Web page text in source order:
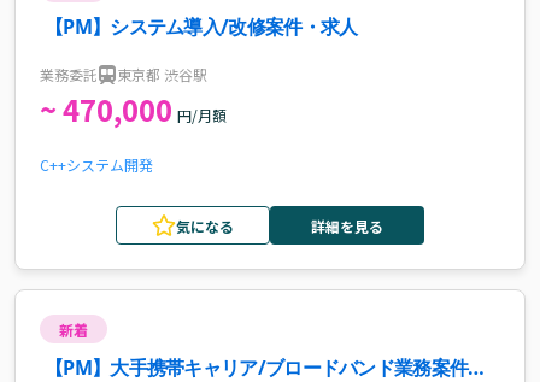
【PM】システム導入/改修案件・求人
業務委託 東京都 渋谷駅
~ 470,000 円/月額
C++システム開発
気になる 詳細を見る
新着
【PM】大手携帯キャリア/ブロードバンド業務案件・